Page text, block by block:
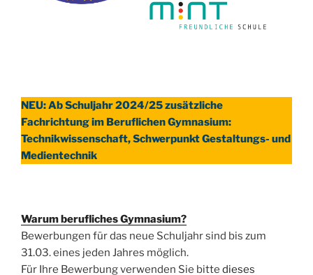
NEU: Ab Schuljahr 2024/25 zusätzliche
Fachrichtung im Beruflichen Gymnasium:
Technikwissenschaft, Schwerpunkt Gestaltungs- und
Medientechnik
Warum berufliches Gymnasium?
Bewerbungen für das neue Schuljahr sind bis zum
31.03. eines jeden Jahres möglich.
Für Ihre Bewerbung verwenden Sie bitte dieses